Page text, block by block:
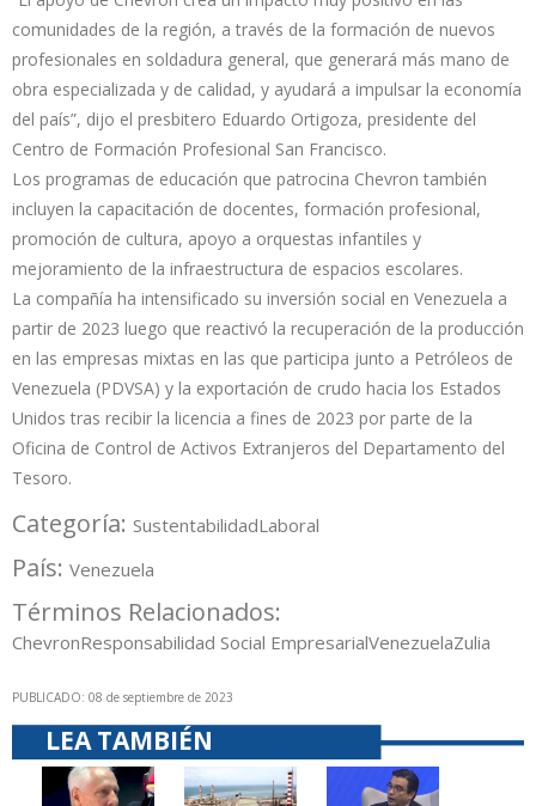
comunidades de la región, a través de la formación de nuevos
profesionales en soldadura general, que generará más mano de
obra especializada y de calidad, y ayudará a impulsar la economía
del país”, dijo el presbitero Eduardo Ortigoza, presidente del
Centro de Formación Profesional San Francisco.
Los programas de educación que patrocina Chevron también
incluyen la capacitación de docentes, formación profesional,
promoción de cultura, apoyo a orquestas infantiles y
mejoramiento de la infraestructura de espacios escolares.
La compañía ha intensificado su inversión social en Venezuela a
partir de 2023 luego que reactivó la recuperación de la producción
en las empresas mixtas en las que participa junto a Petróleos de
Venezuela (PDVSA) y la exportación de crudo hacia los Estados
Unidos tras recibir la licencia a fines de 2023 por parte de la
Oficina de Control de Activos Extranjeros del Departamento del
Tesoro.
Categoría: SustentabilidadLaboral
País: Venezuela
Términos Relacionados:
ChevronResponsabilidad Social EmpresarialVenezuelaZulia
PUBLICADO: 08 de septiembre de 2023
LEA TAMBIÉN